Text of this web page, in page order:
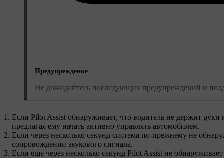
Предупреждение
Не дожидайтесь последующих предупреждений и
Если Pilot Assist обнаруживает, что водитель не держит
предлагая ему начать активно управлять автомобилем.
Если через несколько секунд система по-прежнему не
сопровождении звукового сигнала.
Если еще через несколько секунд Pilot Assist не